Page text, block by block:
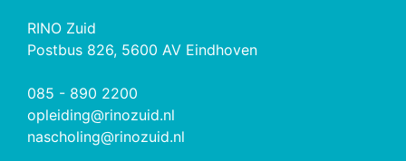
RINO Zuid
Postbus 826, 5600 AV Eindhoven
085 - 890 2200
opleiding@rinozuid.nl
nascholing@rinozuid.nl